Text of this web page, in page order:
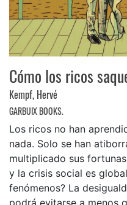
Cómo los ricos
Kempf, Hervé
GARBUIX BOOKS.
Los ricos no han
nada. Solo se han
multiplicado sus
y la crisis social es
fenómenos? La